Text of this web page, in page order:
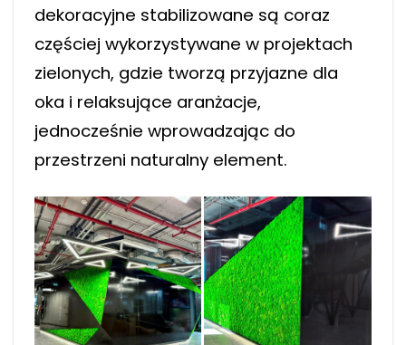
dekoracyjne stabilizowane są coraz
częściej wykorzystywane w projektach
zielonych, gdzie tworzą przyjazne dla
oka i relaksujące aranżacje,
jednocześnie wprowadzając do
przestrzeni naturalny element.